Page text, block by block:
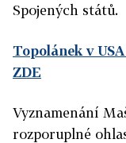
Spojených států.
Topolánek v
ZDE
Vyznamenání
rozporuplné